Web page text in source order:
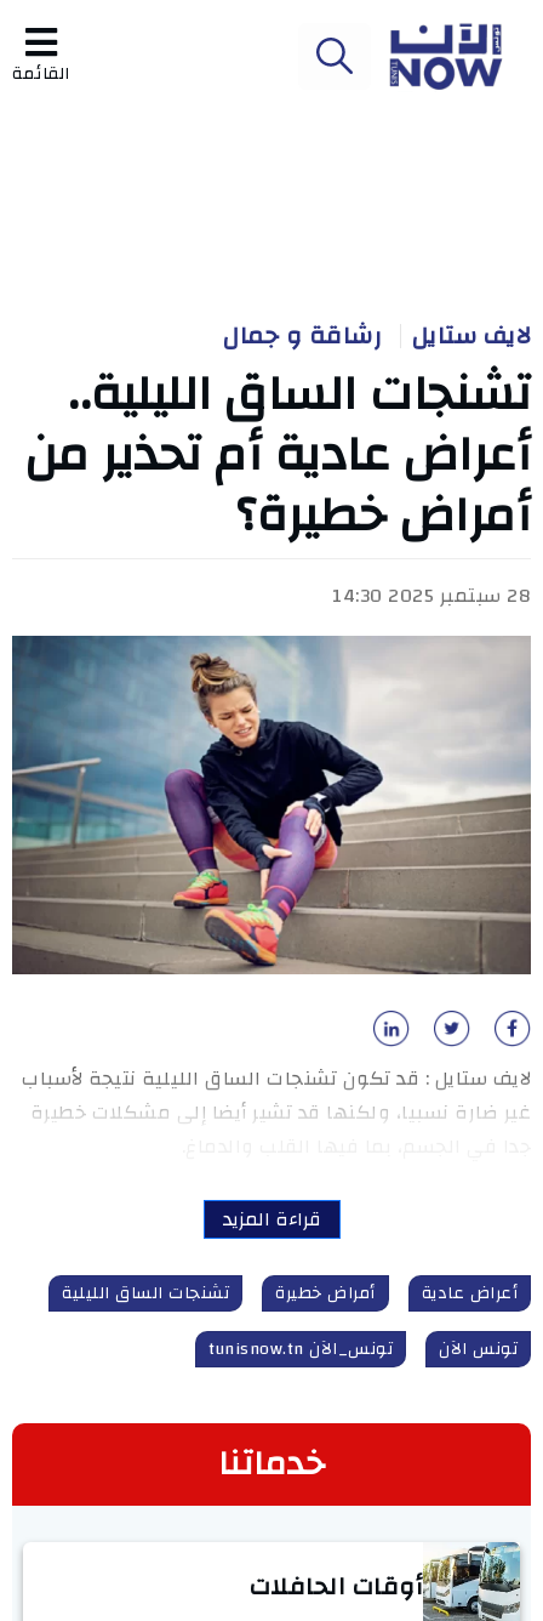
القائمة
لايف ستايل رشاقة و جمال
تشنجات الساق الليلية..
أعراض عادية أم تحذير من
أمراض خطيرة؟
28 سبتمبر 2025 14:30
لايف ستايل : قد تكون تشنجات الساق الليلية نتيجة لأسباب
غير ضارة نسبيا، ولكنها قد تشير أيضا إلى مشكلات خطيرة
قراءة المزيد
أعراض عادية أمراض خطيرة
تشنجات الساق الليلية
تونس الآن
تونس_الآن tunisnow.tn
خدماتنا
أوقات الحافلات